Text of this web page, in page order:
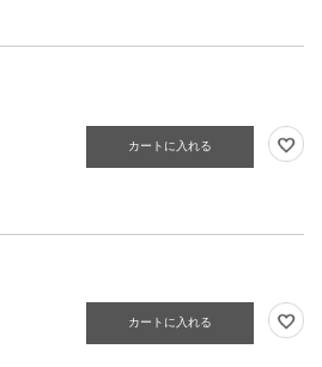
カートに入れる
カートに入れる